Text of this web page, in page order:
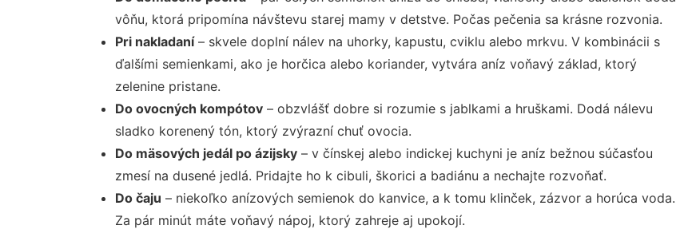
vôňu, ktorá pripomína návštevu starej mamy v detstve. Počas pečenia sa krásne rozvonia.
Pri nakladaní– skvele doplní nálev na uhorky, kapustu, cviklu alebo mrkvu. V kombinácii s
ďalšími semienkami, ako je horčica alebo koriander, vytvára aníz voňavý základ, ktorý
zelenine pristane.
Do ovocných kompótov – obzvlášť dobre si rozumie s jablkami a hruškami. Dodá nálevu
sladko korenený tón, ktorý zvýrazní chuť ovocia.
Do mäsových jedál po ázijsky – v čínskej alebo indickej kuchyni je aníz bežnou súčasťou
zmesí na dusené jedlá. Pridajte ho k cibuli, škorici a badiánu a nechajte rozvoňať.
Do čaju – niekoľko anízových semienok do kanvice, a k tomu klinček, zázvor a horúca voda.
Za pár minút máte voňavý nápoj, ktorý zahreje aj upokojí.